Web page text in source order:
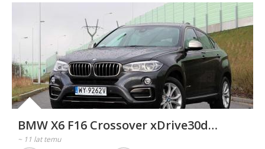
BMW X6 F16 Crossover xDrive30d
258KM 190kW 2014-2019
~ 11 lat temu